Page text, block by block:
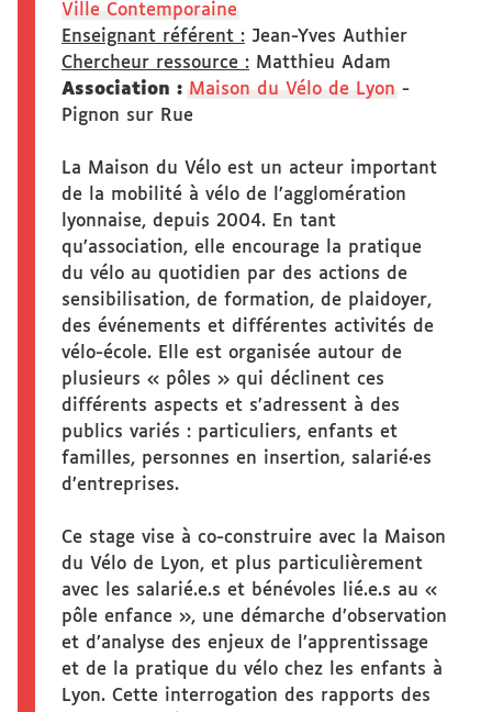
Ville Contemporaine
Enseignant référent : Jean-Yves Authier
Chercheur ressource : Matthieu Adam
Association : Maison du Vélo de Lyon -
Pignon sur Rue
La Maison du Vélo est un acteur important
de la mobilité à vélo de l’agglomération
lyonnaise, depuis 2004. En tant
qu’association, elle encourage la pratique
du vélo au quotidien par des actions de
sensibilisation, de formation, de plaidoyer,
des événements et différentes activités de
vélo-école. Elle est organisée autour de
plusieurs « pôles » qui déclinent ces
différents aspects et s’adressent à des
publics variés : particuliers, enfants et
familles, personnes en insertion, salarié·es
d’entreprises.
Ce stage vise à co-construire avec la Maison
du Vélo de Lyon, et plus particulièrement
avec les salarié.e.s et bénévoles lié.e.s au «
pôle enfance », une démarche d’observation
et d’analyse des enjeux de l’apprentissage
et de la pratique du vélo chez les enfants à
Lyon. Cette interrogation des rapports des